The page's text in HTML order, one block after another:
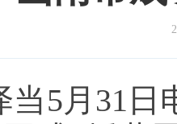
当5月31日